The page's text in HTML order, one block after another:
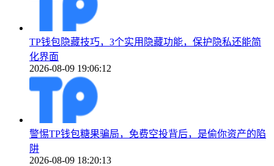
TP钱包隐藏技巧，3个实用隐藏功能，保护隐私还能简
化界面
2026-08-09 19:06:12
警惕TP钱包糖果骗局，免费空投背后，是偷你资产的陷
阱
2026-08-09 18:20:13